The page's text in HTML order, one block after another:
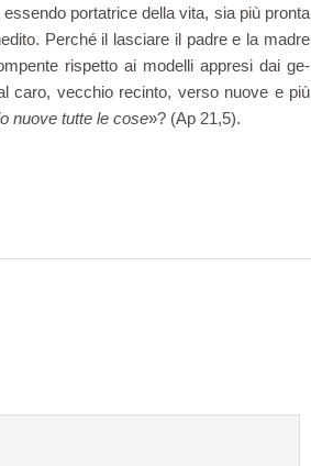
portatrice della vita, sia più pronta
Perché il lasciare il padre e la madre
rispetto ai modelli appresi dai ge­
caro, vecchio recinto, verso nuove e più
nuove tutte le cose»? (Ap 21,5).